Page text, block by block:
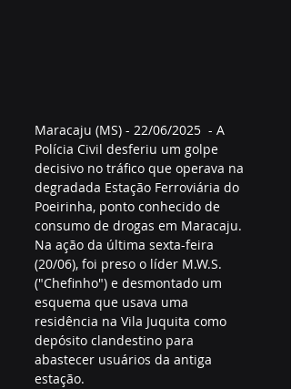
Maracaju (MS) - 22/06/2025  - A
Polícia Civil desferiu um golpe
decisivo no tráfico que operava na
degradada Estação Ferroviária do
Poeirinha, ponto conhecido de
consumo de drogas em Maracaju.
Na ação da última sexta-feira
(20/06), foi preso o líder M.W.S.
("Chefinho") e desmontado um
esquema que usava uma
residência na Vila Juquita como
depósito clandestino para
abastecer usuários da antiga
estação.